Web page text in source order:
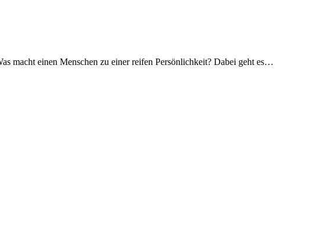
macht einen Menschen zu einer reifen Persönlichkeit? Dabei geht es…